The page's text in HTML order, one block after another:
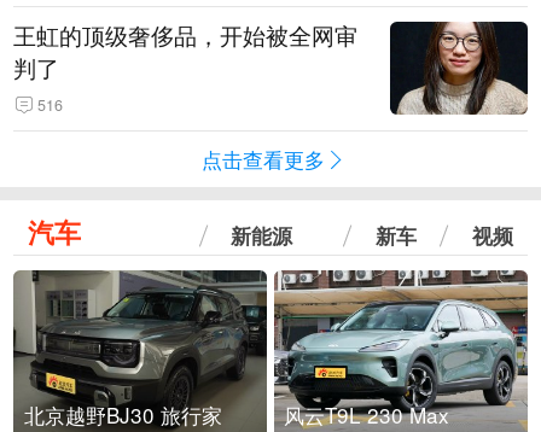
王虹的顶级奢侈品，开始被全网审
判了
516
点击查看更多
汽车 新能源 新车 视频
北京越野BJ30 旅行家 风云T9L 230 Max